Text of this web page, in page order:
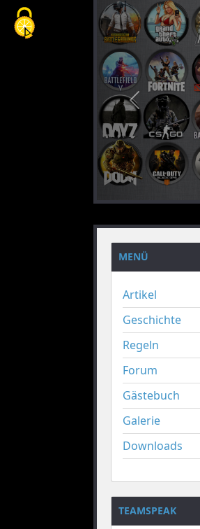
vorheriges
MENÜ
Artikel
Geschichte
Regeln
Forum
Gästebuch
Galerie
Downloads
TEAMSPEAK
Cookie-Einstellungen